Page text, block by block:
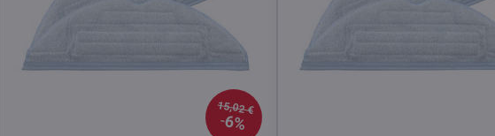
15,02 €
6%